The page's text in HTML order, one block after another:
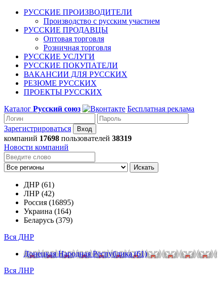
РУССКИЕ ПРОИЗВОДИТЕЛИ
Производство с русским участием
РУССКИЕ ПРОДАВЦЫ
Оптовая торговля
Розничная торговля
РУССКИЕ УСЛУГИ
РУССКИЕ ПОКУПАТЕЛИ
ВАКАНСИИ ДЛЯ РУССКИХ
РЕЗЮМЕ РУССКИХ
ПРОЕКТЫ РУССКИХ
Каталог Русский союз Бесплатная реклама
Зарегистрироваться
компаний 17698 пользователей 38319
Новости компаний
Искать
ДНР (61)
ЛНР (42)
Россия (16895)
Украина (164)
Беларусь (379)
Вся ДНР
Донецкая Народная Республика (61)
Вся ЛНР